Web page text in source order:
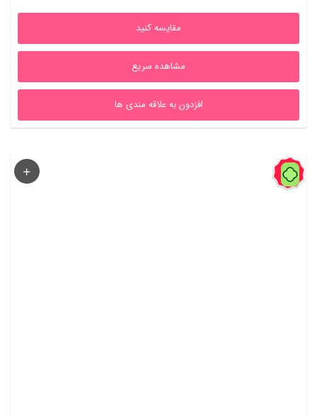
2,920,000ریال
1,400,000ریال
مقایسه کنید
مشاهده سریع
افزدون به علاقه مندی ها
43%